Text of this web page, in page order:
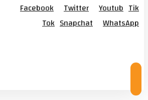
Facebook
Twitter Youtub Tik
Tok Snapchat
WhatsApp